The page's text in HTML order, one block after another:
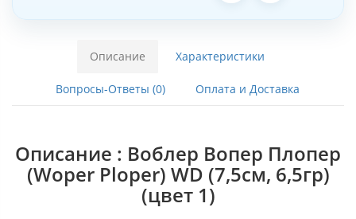
Описание Характеристики
Вопросы-Ответы (0) Оплата и Доставка
Описание : Воблер Вопер Плопер
(Woper Ploper) WD (7,5см, 6,5гр)
(цвет 1)